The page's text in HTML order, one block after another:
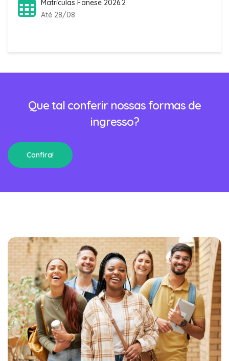
Matrículas Fanese 2026.2
Até 28/08
Que tal conferir nossas formas de
ingresso?
Confira!